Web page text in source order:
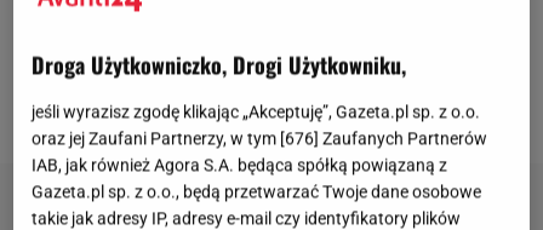
zdrowej stylizacji. Mowa o piance i sprayu
termoochronnym.
Droga Użytkowniczko, Drogi Użytkowniku,
jeśli wyrazisz zgodę klikając „Akceptuję”, Gazeta.pl sp. z o.o.
oraz jej Zaufani Partnerzy, w tym [676] Zaufanych Partnerów
IAB, jak również Agora S.A. będąca spółką powiązaną z
Gazeta.pl sp. z o.o., będą przetwarzać Twoje dane osobowe
takie jak adresy IP, adresy e-mail czy identyfikatory plików